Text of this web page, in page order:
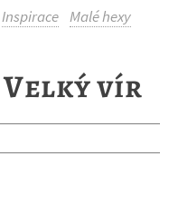
Inspirace Malé hexy
Velký vír